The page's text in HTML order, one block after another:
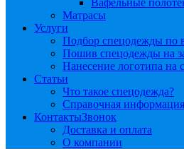
Вафельные
Матрасы
Услуги
Подбор спецодежды по
Пошив спецодежды на
Нанесение логотипа на
Статьи
Что такое спецодежда?
Справочная информация
КонтактыЗвонок
Доставка и оплата
О компании